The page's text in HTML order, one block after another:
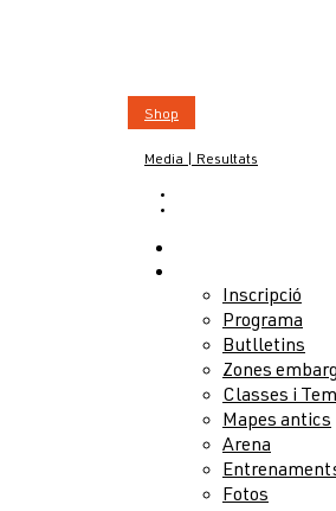
Shop
Media | Resultats
Inscripció
Programa
Butlletins
Zones
Classes i
Mapes antics
Arena
Fotos